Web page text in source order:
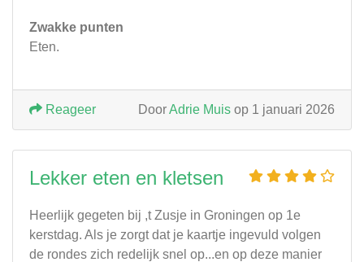
Zwakke punten
Eten.
DoorAdrie Muis op 1 januari 2026
Reageer
Lekker eten en kletsen
Heerlijk gegeten bij ,t Zusje in Groningen op 1e
kerstdag. Als je zorgt dat je kaartje ingevuld volgen
de rondes zich redelijk snel op...en op deze manier